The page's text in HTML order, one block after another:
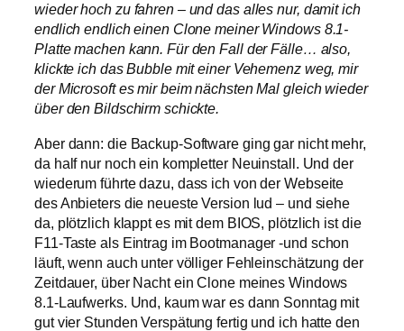
wieder hoch zu fahren – und das alles nur, damit ich
endlich endlich einen Clone meiner Windows 8.1-
Platte machen kann. Für den Fall der Fälle… also,
klickte ich das Bubble mit einer Vehemenz weg, mir
der Microsoft es mir beim nächsten Mal gleich wieder
über den Bildschirm schickte.
Aber dann: die Backup-Software ging gar nicht mehr,
da half nur noch ein kompletter Neuinstall. Und der
wiederum führte dazu, dass ich von der Webseite
des Anbieters die neueste Version lud – und siehe
da, plötzlich klappt es mit dem BIOS, plötzlich ist die
F11-Taste als Eintrag im Bootmanager -und schon
läuft, wenn auch unter völliger Fehleinschätzung der
Zeitdauer, über Nacht ein Clone meines Windows
8.1-Laufwerks. Und, kaum war es dann Sonntag mit
gut vier Stunden Verspätung fertig und ich hatte den